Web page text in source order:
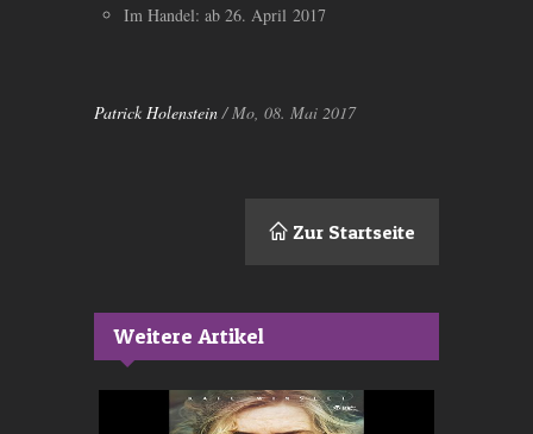
Im Handel: ab 26. April 2017
Patrick Holenstein/ Mo, 08. Mai 2017
Zur Startseite
Weitere Artikel